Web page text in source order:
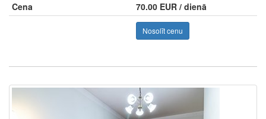
Cena
70.00 EUR / dienā
Nosolīt cenu